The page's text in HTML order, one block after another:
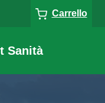
Carrello
Sanità